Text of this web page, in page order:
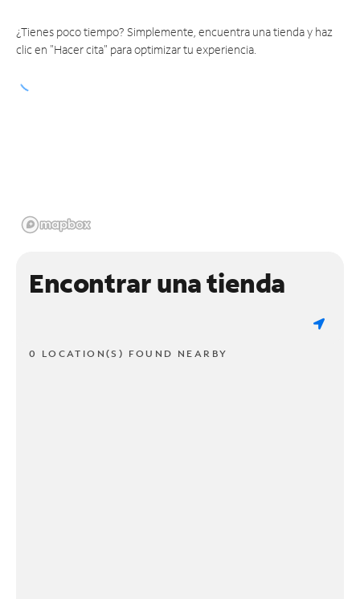
¿Tienes poco tiempo? Simplemente, encuentra una tienda y haz
clic en "Hacer cita" para optimizar tu experiencia.
Encontrar una tienda
0 LOCATION(S) FOUND NEARBY